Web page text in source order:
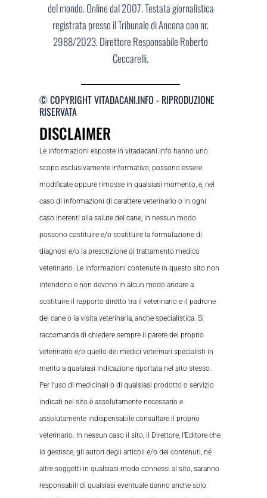
del mondo. Online dal 2007. Testata giornalistica
registrata presso il Tribunale di Ancona con nr.
2988/2023. Direttore Responsabile Roberto
Ceccarelli.
© COPYRIGHT VITADACANI.INFO - RIPRODUZIONE
RISERVATA
DISCLAIMER
Le informazioni esposte in vitadacani.info hanno uno
scopo esclusivamente informativo, possono essere
modificate oppure rimosse in qualsiasi momento, e, nel
caso di informazioni di carattere veterinario o in ogni
caso inerenti alla salute del cane, in nessun modo
possono costituire e/o sostituire la formulazione di
diagnosi e/o la prescrizione di trattamento medico
veterinario. Le informazioni contenute in questo sito non
intendono e non devono in alcun modo andare a
sostituire il rapporto diretto tra il veterinario e il padrone
del cane o la visita veterinaria, anche specialistica. Si
raccomanda di chiedere sempre il parere del proprio
veterinario e/o quello dei medici veterinari specialisti in
merito a qualsiasi indicazione riportata nel sito stesso.
Per l’uso di medicinali o di qualsiasi prodotto o servizio
indicati nel sito è assolutamente necessario e
assolutamente indispensabile consultare il proprio
veterinario. In nessun caso il sito, il Direttore, l’Editore che
lo gestisce, gli autori degli articoli e/o dei contenuti, né
altre soggetti in qualsiasi modo connessi al sito, saranno
responsabili di qualsiasi eventuale danno anche solo